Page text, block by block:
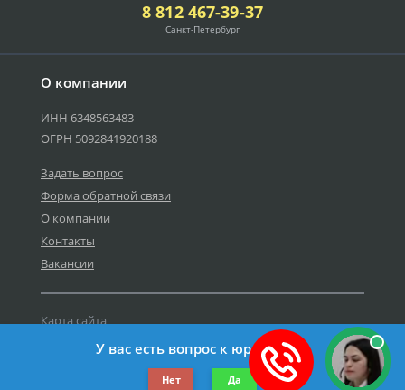
О компании
ИНН 6348563483
ОГРН 5092841920188
Задать вопрос
Форма обратной связи
О компании
Контакты
Вакансии
©2019-2026 Все права защищены.
Карта сайта
Политика персональных данных
8 812 467-39-37
Санкт-Петербург
У вас есть вопрос к юристу?
Нет Да